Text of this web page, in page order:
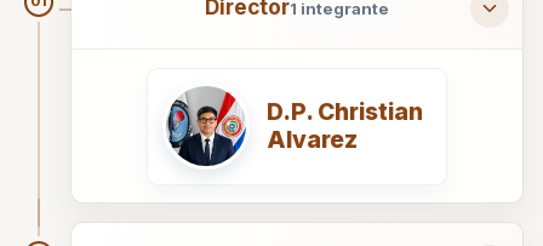
Anuario Jurídico de la Asociación de
Defensores Públicos del Paraguay
Criterio de oportunidad
Director1 integrante
D.P. Christian
Alvarez